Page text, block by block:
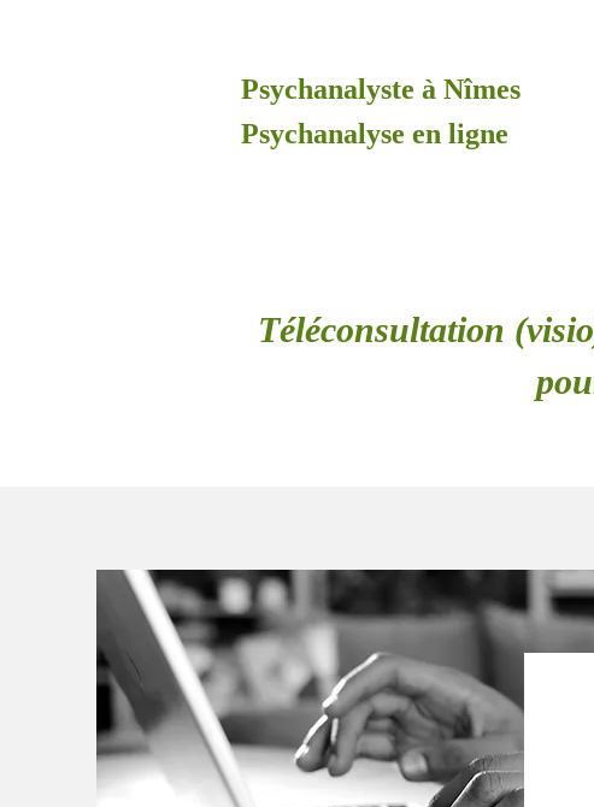
Psychanalyste à Nîmes
Psychanalyse en ligne
Téléconsultation